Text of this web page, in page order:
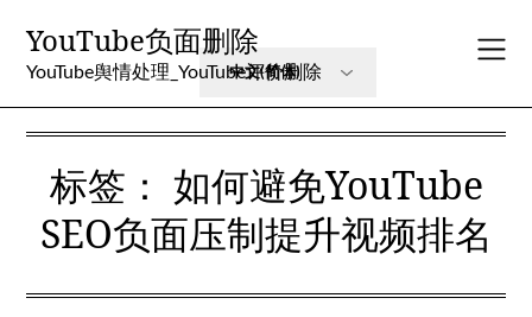
content
YouTube负面删除
YouTube舆情处理_YouTube评价删除
标签： 如何避免YouTube
SEO负面压制提升视频排名